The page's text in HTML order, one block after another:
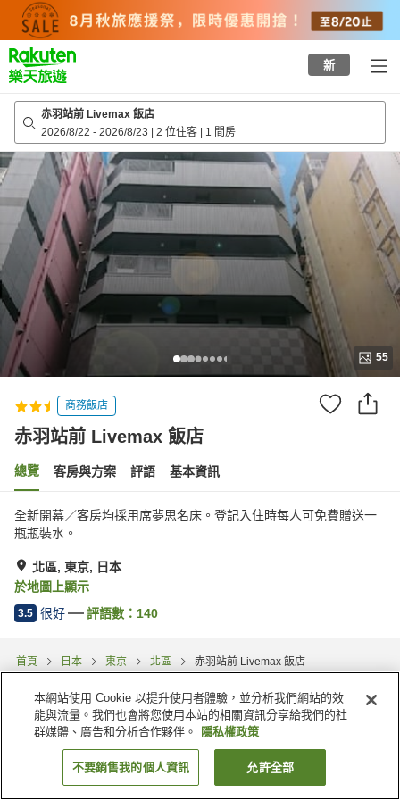
top
page
新
赤羽站前 Livemax 飯店
2026/8/22 - 2026/8/23 | 2 位住客 | 1 間房
55
商務飯店
赤羽站前 Livemax 飯店
總覽 客房與方案 評語 基本資訊
全新開幕／客房均採用席夢思名床。登記入住時每人可免費贈送一
瓶瓶裝水。
北區, 東京, 日本
於地圖上顯示
3.5 很好 評語數： 140
首頁 日本 東京 北區 赤羽站前 Livemax 飯店
找客房
本網站使用 Cookie 以提升使用者體驗，並分析我們網站的效
能與流量。我們也會將您使用本站的相關資訊分享給我們的社
群媒體、廣告和分析合作夥伴。
隱私權政策
不要銷售我的個人資訊 允許全部